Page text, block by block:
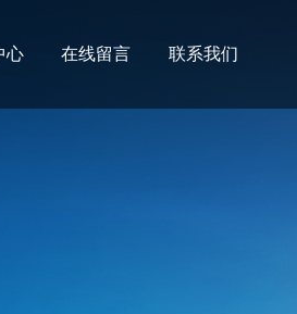
心 在线留言 联系我们